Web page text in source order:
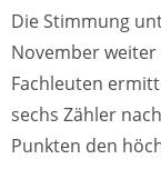
Die Stimmung
November
Fachleuten
sechs Zähler
Punkten den